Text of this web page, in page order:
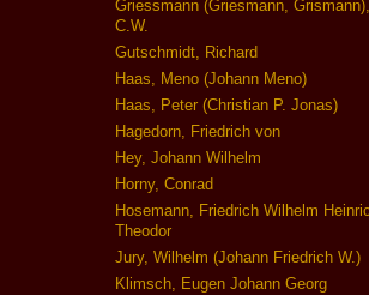
Griessmann (Griesmann, Grismann),
C.W.
Gutschmidt, Richard
Haas, Meno (Johann Meno)
Haas, Peter (Christian P. Jonas)
Hagedorn, Friedrich von
Hey, Johann Wilhelm
Horny, Conrad
Hosemann, Friedrich Wilhelm
Theodor
Jury, Wilhelm (Johann Friedrich W.)
Klimsch, Eugen Johann Georg